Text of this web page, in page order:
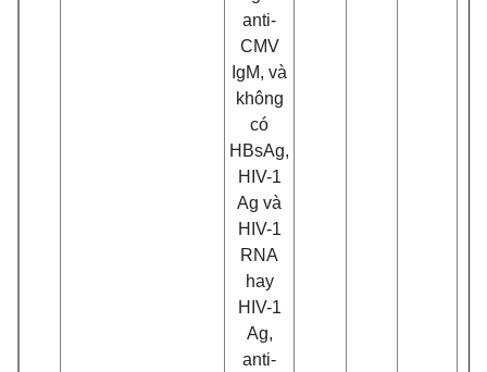
anti-
CMV
IgM, và
không
có
HBsAg,
HIV-1
Ag và
HIV-1
RNA
hay
HIV-1
Ag,
anti-